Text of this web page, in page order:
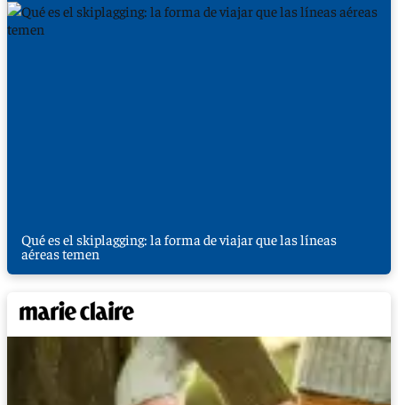
Qué es el skiplagging: la forma de viajar que las líneas
aéreas temen